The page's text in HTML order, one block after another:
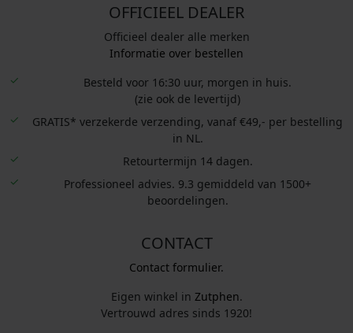
OFFICIEEL DEALER
Officieel dealer alle merken
Informatie over bestellen
Besteld voor 16:30 uur, morgen in huis.
(zie ook de levertijd)
GRATIS* verzekerde verzending, vanaf €49,- per bestelling
in NL.
Retourtermijn 14 dagen.
Professioneel advies. 9.3 gemiddeld van 1500+
beoordelingen.
CONTACT
Contact formulier.
Eigen winkel in Zutphen.
Vertrouwd adres sinds 1920!